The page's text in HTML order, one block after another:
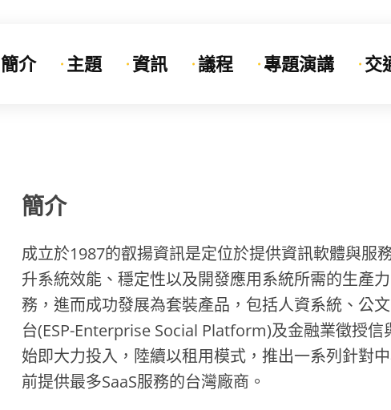
簡介 主題 資訊 議程 專題演講 交
簡介
成立於1987的叡揚資訊是定位於提供資訊軟體與服
升系統效能、穩定性以及開發應用系統所需的生產
務，進而成功發展為套裝產品，包括人資系統、公
台(ESP-Enterprise Social Platform)及金融業徵授
始即大力投入，陸續以租用模式，推出一系列針對
前提供最多SaaS服務的台灣廠商。